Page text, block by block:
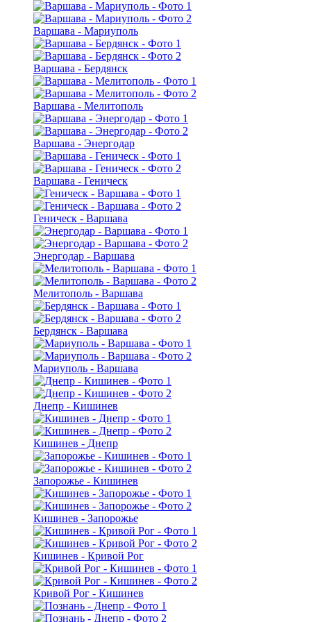
Варшава - Мариуполь
Варшава - Бердянск
Варшава - Мелитополь
Варшава - Энергодар
Варшава - Геническ
Геническ - Варшава
Энергодар - Варшава
Мелитополь - Варшава
Бердянск - Варшава
Мариуполь - Варшава
Днепр - Кишинев
Кишинев - Днепр
Запорожье - Кишинев
Кишинев - Запорожье
Кишинев - Кривой Рог
Кривой Рог - Кишинев